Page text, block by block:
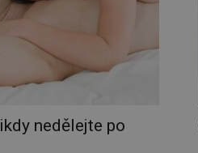
nedělejte po